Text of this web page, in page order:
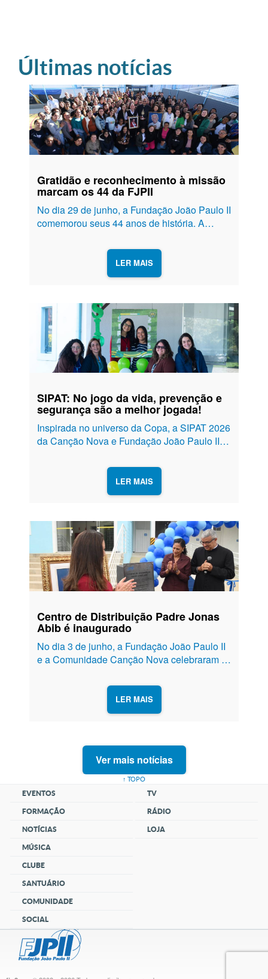
Últimas notícias
Gratidão e reconhecimento à missão
marcam os 44 da FJPII
No dia 29 de junho, a Fundação João Paulo II
comemorou seus 44 anos de história. A
oração, ação de graças e reconhecimento à
dedicação de todos aqueles que fazem parte
desta missão. Uma...
LER MAIS
SIPAT: No jogo da vida, prevenção e
segurança são a melhor jogada!
Inspirada no universo da Copa, a SIPAT 2026
da Canção Nova e Fundação João Paulo II
entrarem em campo por um objetivo comum:
fortalecer a cultura do cuidado, da prevenção
e da valorização da vida....
LER MAIS
Centro de Distribuição Padre Jonas
Abib é inaugurado
No dia 3 de junho, a Fundação João Paulo II
e a Comunidade Canção Nova celebraram a
Padre Jonas Abib, em Cachoeira Paulista
(SP), marcando mais um importante capítulo
na história da obra de...
LER MAIS
Ver mais notícias
↑ TOPO
EVENTOS
FORMAÇÃO
NOTÍCIAS
MÚSICA
CLUBE
SANTUÁRIO
COMUNIDADE
SOCIAL
TV
RÁDIO
LOJA